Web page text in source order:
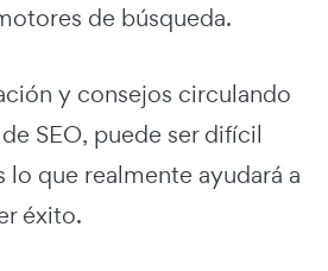
de búsqueda.
y consejos circulando
SEO, puede ser difícil
lo que realmente ayudará a
éxito.